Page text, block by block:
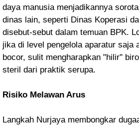
daya manusia menjadikannya
dinas lain, seperti Dinas Koperasi
disebut-sebut dalam temuan BPK.
jika di level pengelola aparatur saja
bocor, sulit mengharapkan "hilir"
steril dari praktik serupa.
Risiko Melawan Arus
Langkah Nurjaya membongkar